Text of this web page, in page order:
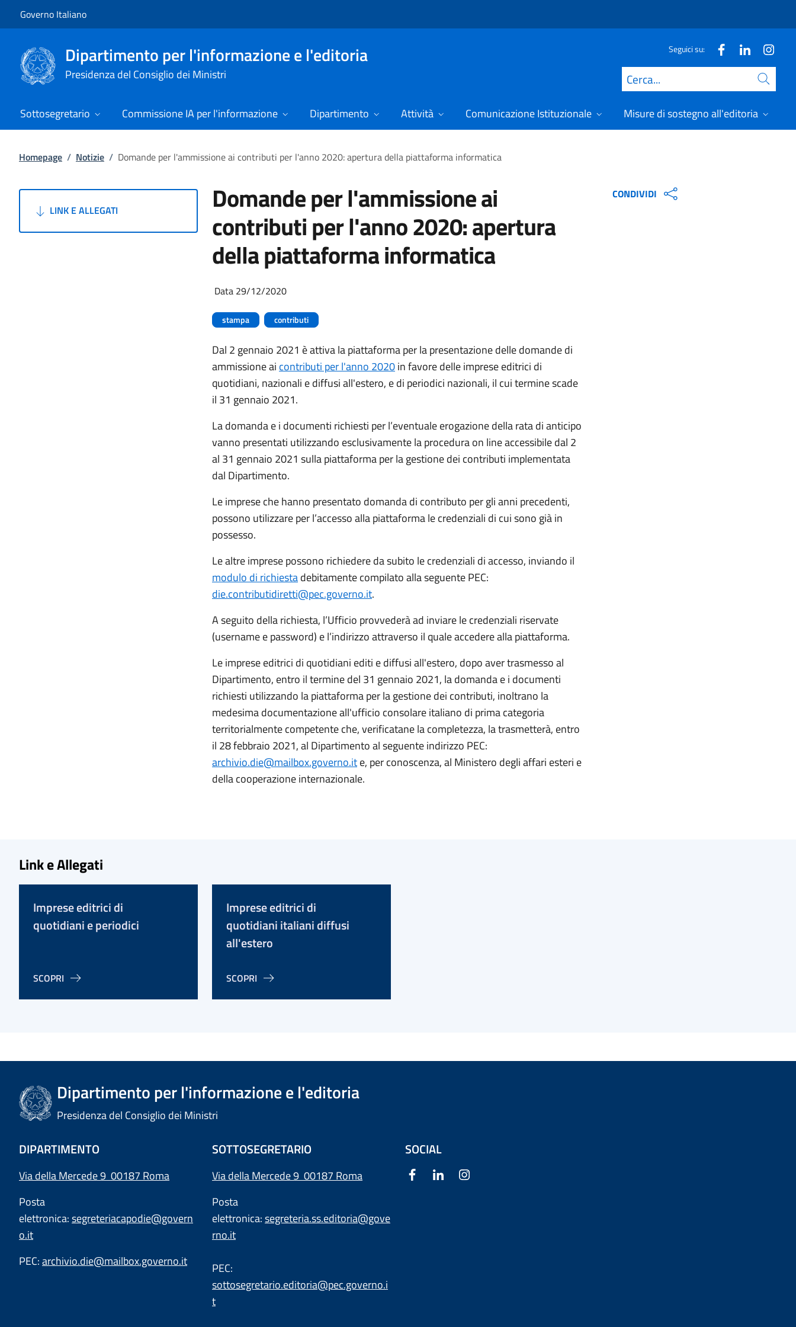
Governo Italiano
Dipartimento per l'informazione e l'editoria
Presidenza del Consiglio dei Ministri
Seguici su:
Cerca
Sottosegretario Commissione IA per l'informazione Dipartimento Attività Comunicazione Istituzionale Misure di sostegno all'editoria
Homepage / Notizie / Domande per l'ammissione ai contributi per l'anno 2020: apertura della piattaforma informatica
LINK E ALLEGATI Domande per l'ammissione ai
contributi per l'anno 2020: apertura
della piattaforma informatica
Data 29/12/2020
stampa contributi
Dal 2 gennaio 2021 è attiva la piattaforma per la presentazione delle domande di
ammissione ai contributi per l'anno 2020in favore delle imprese editrici di
quotidiani, nazionali e diffusi all'estero, e di periodici nazionali, il cui termine scade
il 31 gennaio 2021.
La domanda e i documenti richiesti per l’eventuale erogazione della rata di anticipo
vanno presentati utilizzando esclusivamente la procedura on line accessibile dal 2
al 31 gennaio 2021 sulla piattaforma per la gestione dei contributi implementata
dal Dipartimento.
Le imprese che hanno presentato domanda di contributo per gli anni precedenti,
possono utilizzare per l’accesso alla piattaforma le credenziali di cui sono già in
possesso.
Le altre imprese possono richiedere da subito le credenziali di accesso, inviando il
modulo di richiestadebitamente compilato alla seguente PEC:
die.contributidiretti@pec.governo.it.
A seguito della richiesta, l’Ufficio provvederà ad inviare le credenziali riservate
(username e password) e l’indirizzo attraverso il quale accedere alla piattaforma.
Le imprese editrici di quotidiani editi e diffusi all'estero, dopo aver trasmesso al
Dipartimento, entro il termine del 31 gennaio 2021, la domanda e i documenti
richiesti utilizzando la piattaforma per la gestione dei contributi, inoltrano la
medesima documentazione all'ufficio consolare italiano di prima categoria
territorialmente competente che, verificatane la completezza, la trasmetterà, entro
il 28 febbraio 2021, al Dipartimento al seguente indirizzo PEC:
archivio.die@mailbox.governo.ite, per conoscenza, al Ministero degli affari esteri e
della cooperazione internazionale.​
CONDIVIDI
Link e Allegati
Imprese editrici di
quotidiani e periodici
SCOPRI
Imprese editrici di
quotidiani italiani diffusi
all'estero
SCOPRI
Dipartimento per l'informazione e l'editoria
Presidenza del Consiglio dei Ministri
DIPARTIMENTO
Via della Mercede 9 00187 Roma
Posta
elettronica:segreteriacapodie@govern
o.it
PEC:archivio.die@mailbox.governo.it
SOTTOSEGRETARIO
Via della Mercede 9 00187 Roma
Posta
elettronica:segreteria.ss.editoria@gove
rno.it
PEC:
sottosegretario.editoria@pec.governo.i
t
SOCIAL